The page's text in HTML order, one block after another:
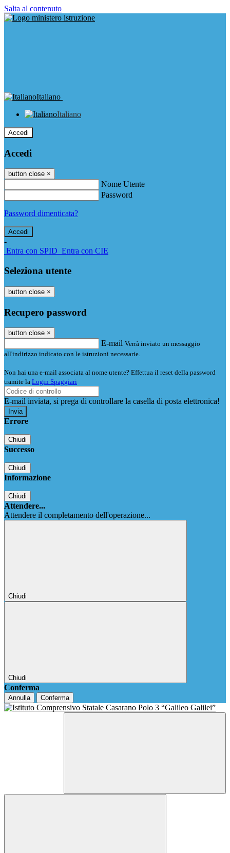
Salta al contenuto
Italiano
Italiano
Accedi
Accedi
button close ×
Nome Utente
Password
Password dimenticata?
-
Entra con SPID Entra con CIE
Seleziona utente
button close ×
Recupero password
button close ×
E-mail Verrà inviato un messaggio
all'indirizzo indicato con le istruzioni necessarie.
Non hai una e-mail associata al nome utente? Effettua il reset della password
tramite la Login Spaggiari
E-mail inviata, si prega di controllare la casella di posta elettronica!
Errore
Chiudi
Successo
Chiudi
Informazione
Chiudi
Attendere...
Attendere il completamento dell'operazione...
Chiudi
Chiudi
Conferma
Annulla Conferma